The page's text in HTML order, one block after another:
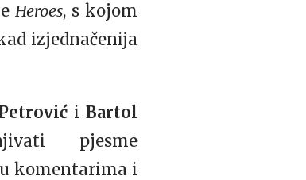
Heroes, s kojom
izjednačenija
iBartol
pjesme
komentarima i